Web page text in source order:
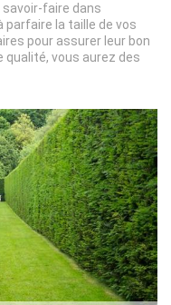
faire dans
parfaire la taille de vos
pour assurer leur bon
qualité, vous aurez des